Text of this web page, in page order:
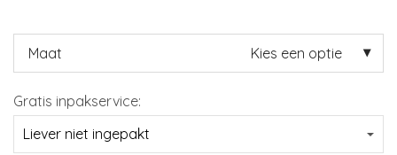
Maat Kies een optie
Gratis inpakservice: